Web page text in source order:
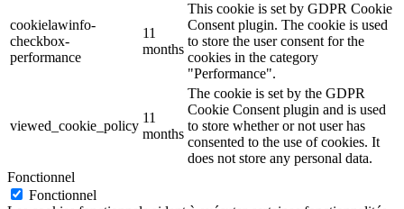
cookielawinfo-
checkbox-
performance
11
months
This cookie is set by GDPR Cookie
Consent plugin. The cookie is used
to store the user consent for the
cookies in the category
"Performance".
viewed_cookie_policy
11
months
The cookie is set by the GDPR
Cookie Consent plugin and is used
to store whether or not user has
consented to the use of cookies. It
does not store any personal data.
Fonctionnel
Fonctionnel